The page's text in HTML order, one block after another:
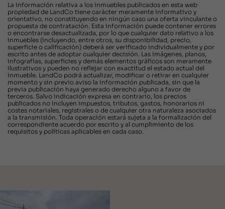
La información relativa a los inmuebles publicados en esta web
propiedad de LandCo tiene carácter meramente informativo y
orientativo, no constituyendo en ningún caso una oferta vinculante o
propuesta de contratación. Esta información puede contener errores
o encontrarse desactualizada, por lo que cualquier dato relativo a los
inmuebles (incluyendo, entre otros, su disponibilidad, precio,
superficie o calificación) deberá ser verificado individualmente y por
escrito antes de adoptar cualquier decisión. Las imágenes, planos,
infografías, superficies y demás elementos gráficos son meramente
ilustrativos y pueden no reflejar con exactitud el estado actual del
inmueble. LandCo podrá actualizar, modificar o retirar en cualquier
momento y sin previo aviso la información publicada, sin que la
previa publicación haya generado derecho alguno a favor de
terceros. Salvo indicación expresa en contrario, los precios
publicados no incluyen impuestos, tributos, gastos, honorarios ni
costes notariales, registrales o de cualquier otra naturaleza asociados
a la transmisión. Toda operación estará sujeta a la formalización del
correspondiente acuerdo por escrito y al cumplimiento de los
requisitos y políticas aplicables en cada caso.